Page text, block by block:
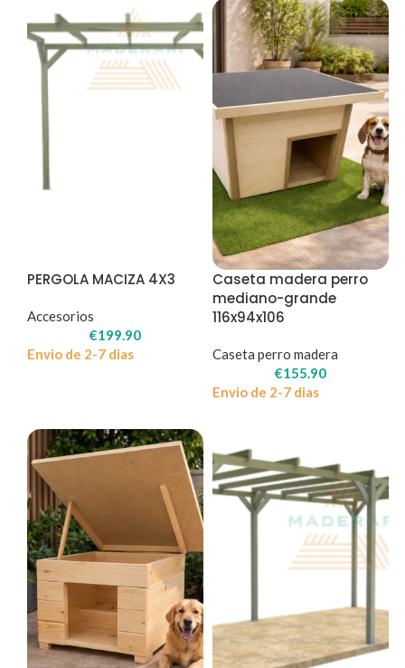
PERGOLA MACIZA 4X3
Accesorios
€199.90
Envio de 2-7 dias
Caseta madera perro
mediano-grande
116x94x106
Caseta perro madera
€155.90
Envio de 2-7 dias